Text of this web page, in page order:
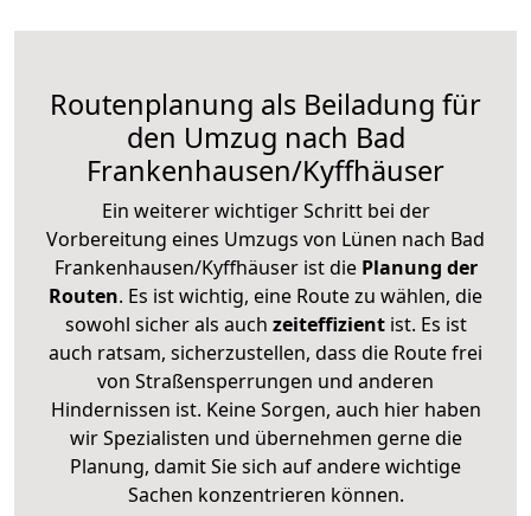
Routenplanung als Beiladung für
den Umzug nach Bad
Frankenhausen/Kyffhäuser
Ein weiterer wichtiger Schritt bei der
Vorbereitung eines Umzugs von Lünen nach Bad
Frankenhausen/Kyffhäuser ist diePlanung der
Routen. Es ist wichtig, eine Route zu wählen, die
sowohl sicher als auch zeiteffizientist. Es ist
auch ratsam, sicherzustellen, dass die Route frei
von Straßensperrungen und anderen
Hindernissen ist. Keine Sorgen, auch hier haben
wir Spezialisten und übernehmen gerne die
Planung, damit Sie sich auf andere wichtige
Sachen konzentrieren können.